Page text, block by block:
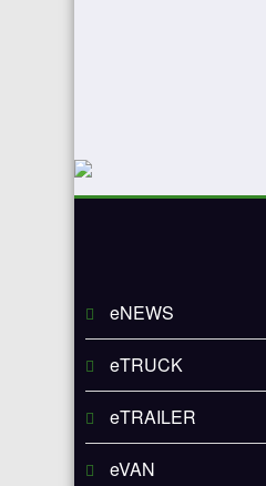
eNEWS
eTRUCK
eTRAILER
eVAN